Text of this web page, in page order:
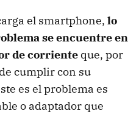
el smartphone, lo
se encuentre en
de corriente que, por
cumplir con su
es el problema es
o adaptador que